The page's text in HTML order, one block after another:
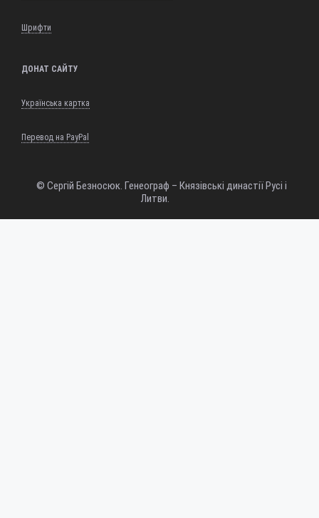
Шрифти
ДОНАТ САЙТУ
Українська картка
Перевод на PayPal
© Сергій Безносюк. Генеограф – Князівські династії Русі і
Литви.